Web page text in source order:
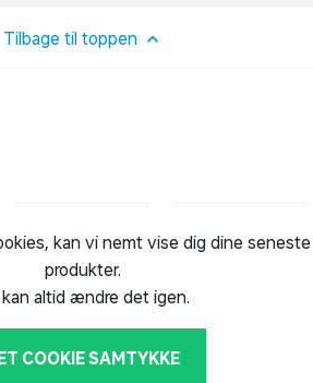
Tilbage til toppen
kan vi nemt vise dig dine
produkter.
kan altid ændre det igen.
COOKIE SAMTYKKE